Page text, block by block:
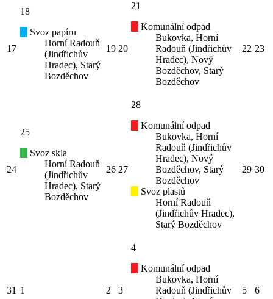
17
18
Svoz papíru
Horní Radouň
(Jindřichův
Hradec), Starý
Bozděchov
19 20
21
Komunální odpad
Bukovka, Horní
Radouň (Jindřichův
Hradec), Nový
Bozděchov, Starý
Bozděchov
22 23
24
25
Svoz skla
Horní Radouň
(Jindřichův
Hradec), Starý
Bozděchov
26 27
28
Komunální odpad
Bukovka, Horní
Radouň (Jindřichův
Hradec), Nový
Bozděchov, Starý
Bozděchov
Svoz plastů
Horní Radouň
(Jindřichův Hradec),
Starý Bozděchov
29 30
31 1 2 3
4
Komunální odpad
Bukovka, Horní
Radouň (Jindřichův
5 6